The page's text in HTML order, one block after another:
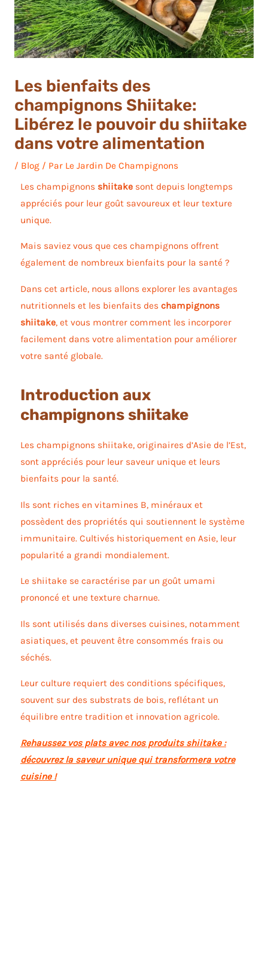
Les bienfaits des
champignons Shiitake:
Libérez le pouvoir du shiitake
dans votre alimentation
/ Blog/ Par Le Jardin De Champignons
Les champignons shiitakesont depuis longtemps
appréciés pour leur goût savoureux et leur texture
unique.
Mais saviez vous que ces champignons offrent
également de nombreux bienfaits pour la santé ?
Dans cet article, nous allons explorer les avantages
nutritionnels et les bienfaits des champignons
shiitake, et vous montrer comment les incorporer
facilement dans votre alimentation pour améliorer
votre santé globale.
Introduction aux
champignons shiitake
Les champignons shiitake, originaires d’Asie de l’Est,
sont appréciés pour leur saveur unique et leurs
bienfaits pour la santé.
Ils sont riches en vitamines B, minéraux et
possèdent des propriétés qui soutiennent le système
immunitaire. Cultivés historiquement en Asie, leur
popularité a grandi mondialement.
Le shiitake se caractérise par un goût umami
prononcé et une texture charnue.
Ils sont utilisés dans diverses cuisines, notamment
asiatiques, et peuvent être consommés frais ou
séchés.
Leur culture requiert des conditions spécifiques,
souvent sur des substrats de bois, reflétant un
équilibre entre tradition et innovation agricole.
Rehaussez vos plats avec nos produits shiitake :
découvrez la saveur unique qui transformera votre
cuisine !